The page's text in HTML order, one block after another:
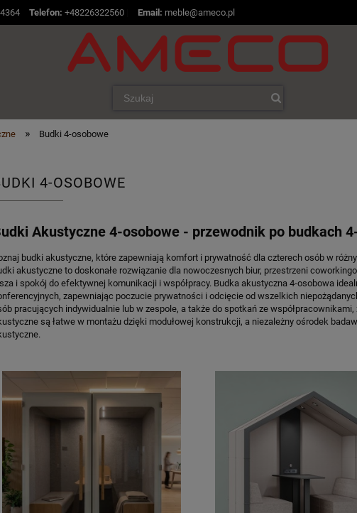
Telefon: +48226322560 Email: meble@ameco.pl
» Budki 4-osobowe
4-OSOBOWE
Akustyczne 4-osobowe - przewodnik po budkach
budki akustyczne, które zapewniają komfort i prywatność dla czterech osób w
akustyczne to doskonałe rozwiązanie dla nowoczesnych biur, przestrzeni
i spokój do efektywnej komunikacji i współpracy. Budka akustyczna 4-osobowa
zapewniając poczucie prywatności i odcięcie od wszelkich
pracujących indywidualnie lub w zespole, a także do spotkań ze
są łatwe w montażu dzięki modułowej konstrukcji, a niezależny ośrodek